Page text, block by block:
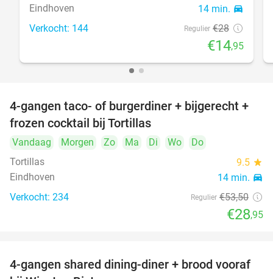
Eindhoven 14 min. directions_car
Verkocht: 144 Regulier €28
€14,95
46%
4-gangen taco- of burgerdiner + bijgerecht +
frozen cocktail bij Tortillas
Vandaag Morgen Zo Ma Di Wo
Do
Tortillas
9.5 star
Eindhoven 14 min. directions_car
Verkocht: 234 Regulier €53,50
€28,95
32%
4-gangen shared dining-diner + brood vooraf